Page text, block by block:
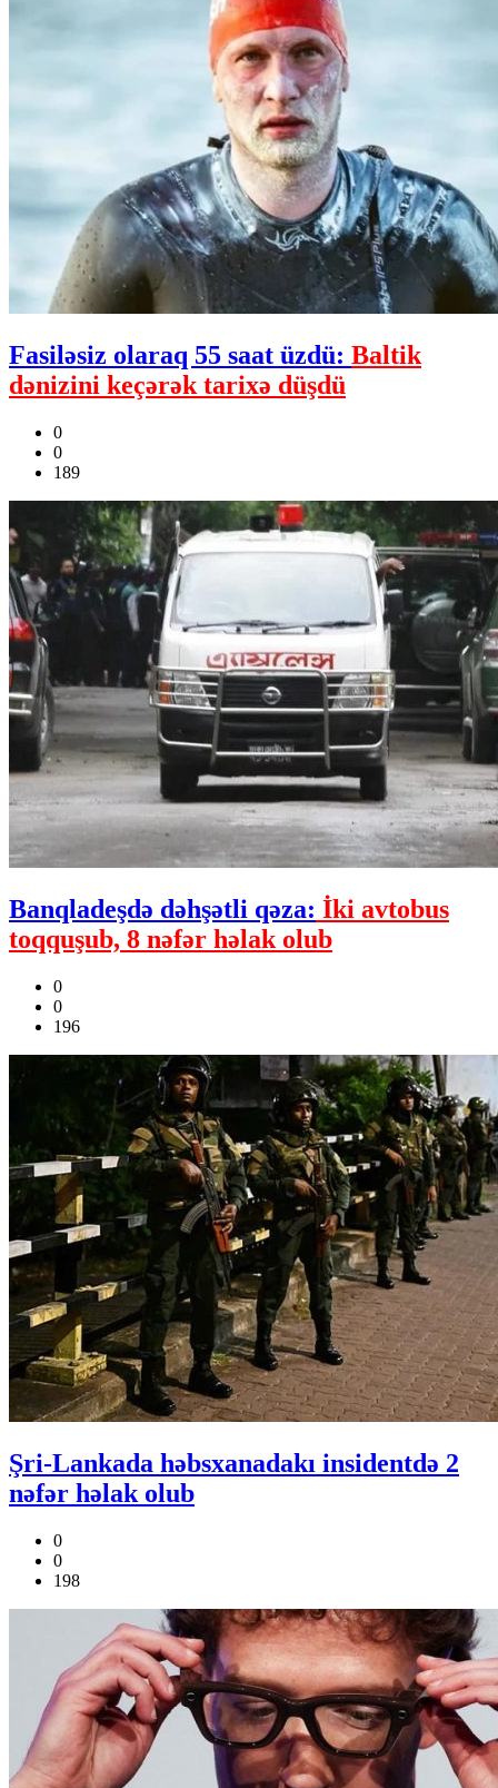
Fasiləsiz olaraq 55 saat üzdü: Baltik
dənizini keçərək tarixə düşdü
0
0
189
Banqladeşdə dəhşətli qəza: İki avtobus
toqquşub, 8 nəfər həlak olub
0
0
196
Şri-Lankada həbsxanadakı insidentdə 2
nəfər həlak olub
0
0
198